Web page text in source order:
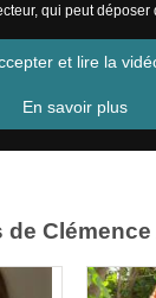
qui peut déposer
et lire la
En savoir plus
Clémence